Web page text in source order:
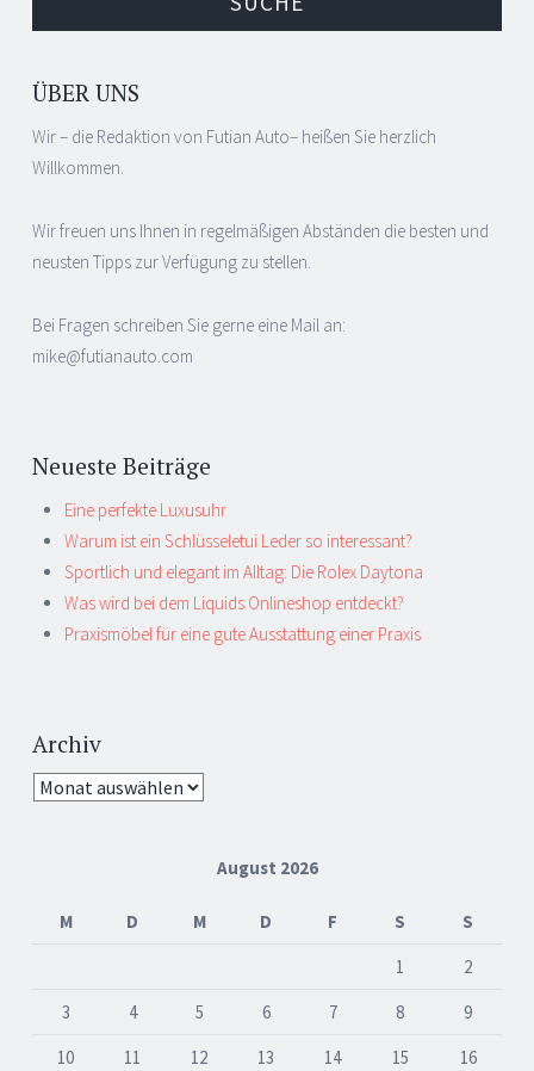
ÜBER UNS
Wir – die Redaktion von Futian Auto– heißen Sie herzlich
Willkommen.
Wir freuen uns Ihnen in regelmäßigen Abständen die besten und
neusten Tipps zur Verfügung zu stellen.
Bei Fragen schreiben Sie gerne eine Mail an:
mike@futianauto.com
Neueste Beiträge
Eine perfekte Luxusuhr
Warum ist ein Schlüsseletui Leder so interessant?
Sportlich und elegant im Alltag: Die Rolex Daytona
Was wird bei dem Liquids Onlineshop entdeckt?
Praxismöbel für eine gute Ausstattung einer Praxis
Archiv
Archiv
August 2026
M D M D F S
S
1
2
3
4 5 6 7 8
9
10
11 12 13 14 15
16